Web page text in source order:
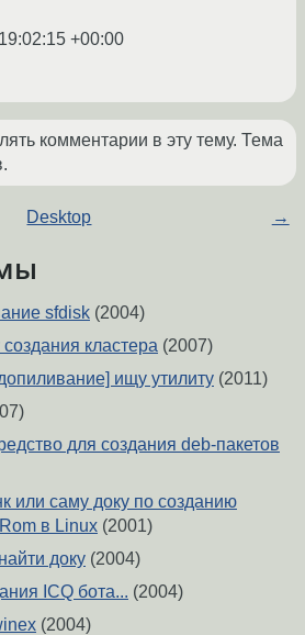
+00:00
комментарии в эту тему. Тема
Desktop →
sfdisk (2004)
кластера (2007)
ищу утилиту (2011)
для создания deb-пакетов
или саму доку по созданию
в Linux (2001)
доку (2004)
ICQ бота... (2004)
(2004)